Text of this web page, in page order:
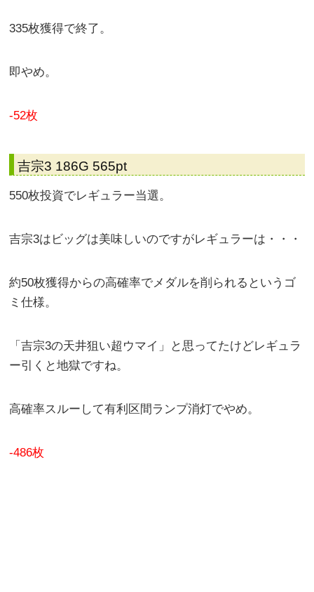
335枚獲得で終了。
即やめ。
-52枚
吉宗3 186G 565pt
550枚投資でレギュラー当選。
吉宗3はビッグは美味しいのですがレギュラーは・・・
約50枚獲得からの高確率でメダルを削られるというゴ
ミ仕様。
「吉宗3の天井狙い超ウマイ」と思ってたけどレギュラ
ー引くと地獄ですね。
高確率スルーして有利区間ランプ消灯でやめ。
-486枚